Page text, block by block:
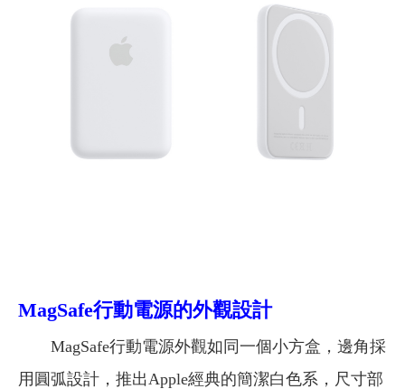
MagSafe行動電源的外觀設計
MagSafe行動電源外觀如同一個小方盒，邊角採
用圓弧設計，推出Apple經典的簡潔白色系，尺寸部